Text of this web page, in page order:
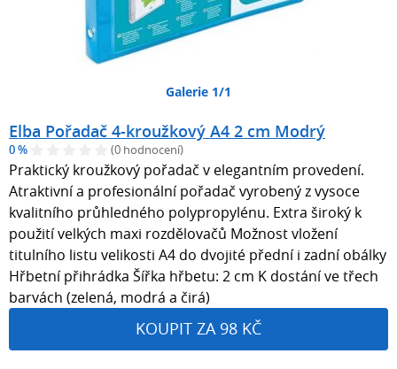
Galerie 1/1
Elba Pořadač 4-kroužkový A4 2 cm Modrý
0 % (0 hodnocení)
Praktický kroužkový pořadač v elegantním provedení.
Atraktivní a profesionální pořadač vyrobený z vysoce
kvalitního průhledného polypropylénu. Extra široký k
použití velkých maxi rozdělovačů Možnost vložení
titulního listu velikosti A4 do dvojité přední i zadní obálky
Hřbetní přihrádka Šířka hřbetu: 2 cm K dostání ve třech
barvách (zelená, modrá a čirá)
KOUPIT ZA 98 KČ